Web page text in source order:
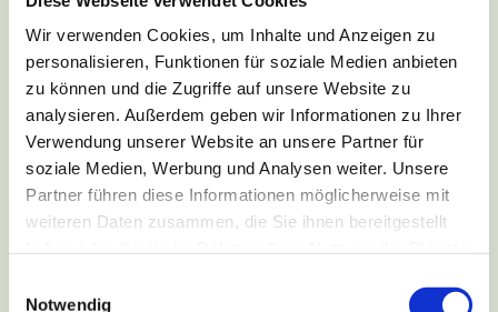
Wir verwenden Cookies, um Inhalte und Anzeigen zu
personalisieren, Funktionen für soziale Medien anbieten
zu können und die Zugriffe auf unsere Website zu
analysieren. Außerdem geben wir Informationen zu Ihrer
Verwendung unserer Website an unsere Partner für
soziale Medien, Werbung und Analysen weiter. Unsere
Partner führen diese Informationen möglicherweise mit
weiteren Daten zusammen, die Sie ihnen bereitgestellt
Notwendig